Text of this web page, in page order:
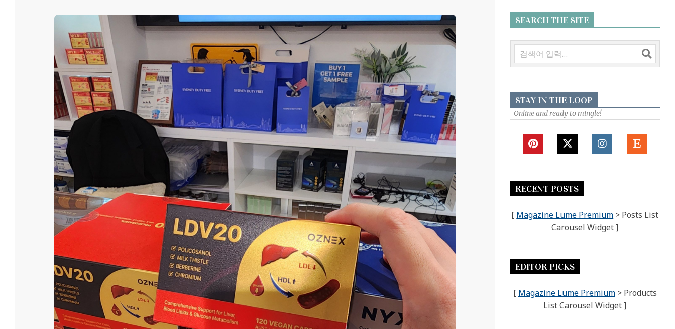
SEARCH THE SITE
검
색
STAY IN THE LOOP
Online and ready to mingle!
RECENT POSTS
[ Magazine Lume Premium > Posts List
Carousel Widget ]
EDITOR PICKS
[ Magazine Lume Premium> Products
List Carousel Widget ]